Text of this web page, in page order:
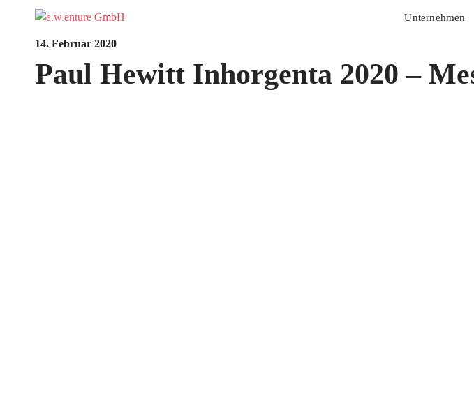
Unternehmen
14. Februar 2020
Paul Hewitt Inhorgenta 2020 –